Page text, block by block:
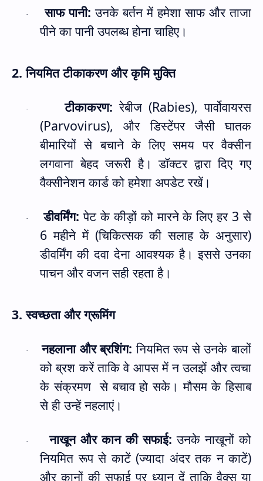
· साफ पानी: उनके बर्तन में हमेशा साफ और ताजा
पीने का पानी उपलब्ध होना चाहिए।
2.नियमित टीकाकरण और कृमि मुक्ति
· टीकाकरण:रेबीज (Rabies),पार्वोवायरस
(Parvovirus),और डिस्टेंपर जैसी घातक
बीमारियों से बचाने के लिए समय पर वैक्सीन
लगवाना बेहद जरूरी है। डॉक्टर द्वारा दिए गए
वैक्सीनेशन कार्ड को हमेशा अपडेट रखें।
· डीवर्मिंग: पेट के कीड़ों को मारने के लिए हर 3से
6महीने में (चिकित्सक की सलाह के अनुसार)
डीवर्मिंग की दवा देना आवश्यक है। इससे उनका
पाचन और वजन सही रहता है।
3.स्वच्छता और ग्रूमिंग
· नहलाना और ब्रशिंग: नियमित रूप से उनके बालों
को ब्रश करें ताकि वे आपस में न उलझें और त्वचा
के संक्रमण से बचाव हो सके। मौसम के हिसाब
से ही उन्हें नहलाएं।
· नाखून और कान की सफाई: उनके नाखूनों को
नियमित रूप से काटें (ज्यादा अंदर तक न काटें)
और कानों की सफाई पर ध्यान दें ताकि वैक्स या